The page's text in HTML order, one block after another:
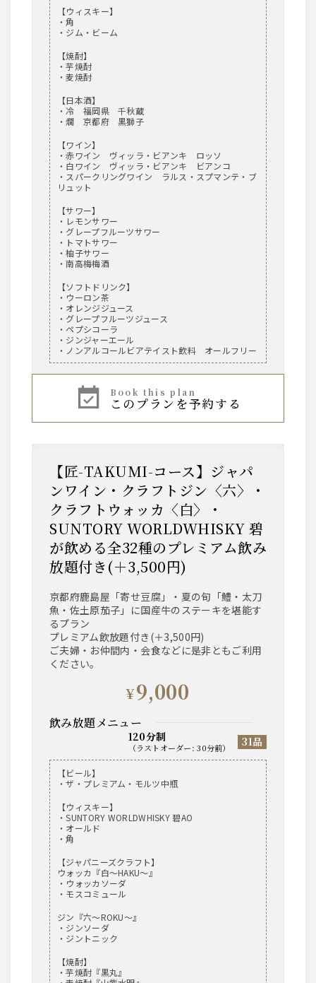
【ウィスキー】
・角
・ジム・ビーム
【焼酎】
・芋焼酎
・麦焼酎
【日本酒】
・冷 福岡県 千秋蔵
・燗 京都府 黒獅子
【ワイン】
・赤ワイン ヴィッラ・ビアンキ ロッソ
・白ワイン ヴィッラ・ビアンキ ビアンコ
・スパークリングワイン ラルス・スプマンテ・ブ
リュット
【サワー】
・レモンサワー
・グレープフルーツサワー
・トマトサワー
・柚子サワー
・南高梅梅酒
【ソフトドリンク】
・ウーロン茶
・オレンジジュース
・グレープフルーツジュース
・ペプシコーラ
・ジンジャーエール
・ノンアルコールビアテイスト飲料 オールフリー
book this plan
このプランを予約する
【匠-TAKUMI-コース】ジャパ
ンワイン・クラフトジン〈六〉・
クラフトウォッカ〈白〉・
SUNTORY WORLDWHISKY 碧
が飲める全32種のプレミアム飲み
放題付き(＋3,500円)
京都府鹿島屋「寄せ豆腐」・夏の旬「鱧・太刀
魚・佐土原茄子」に国産牛のステーキを堪能す
るプラン
プレミアム飲放題付き(＋3,500円)
ご夫婦・お仲間内・会食などに是非ともご利用
ください。
¥9,000
飲み放題メニュー
120分制
（ ラストオーダー:30分前） 31品
【ビール】
・ザ・プレミアム・モルツ中瓶
【ウィスキー】
・SUNTORY WORLDWHISKY 碧AO
・オールド
・角
【ジャパニーズクラフト】
ウォッカ『白～HAKU～』
・ウォッカソーダ
・モスコミュール
ジン『六～ROKU～』
・ジンソーダ
・ジントニック
【焼酎】
・芋焼酎『黒丸』